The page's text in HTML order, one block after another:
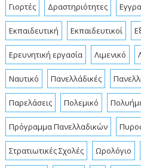
Γιορτές Δραστηριότητες
Εκπαιδευτική Εκπαιδευτικοί
Ερευνητική εργασία Λιμενικό
Ναυτικό Πανελλάδικές
Παρελάσεις Πολεμικό
Πρόγραμμα Πανελλαδικών
Στρατιωτικές Σχολές Ωρολόγιο